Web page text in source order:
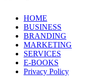
HOME
BUSINESS
BRANDING
MARKETING
SERVICES
E-BOOKS
Privacy Policy